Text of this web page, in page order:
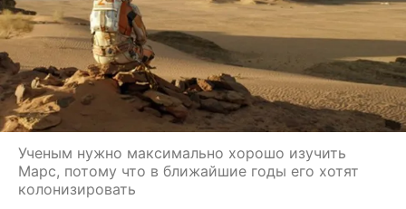
Ученым нужно максимально хорошо изучить
Марс, потому что в ближайшие годы его хотят
колонизировать